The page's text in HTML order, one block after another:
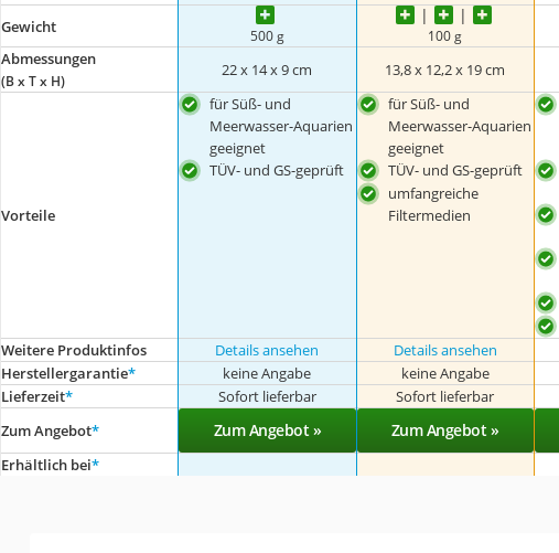
Gewicht 500 g 100 g
Abmessungen
(B x T x H)
22 x 14 x 9 cm 13,8 x 12,2 x 19 cm
Vorteile
für Süß- und
Meerwasser-Aquarien
geeignet
TÜV- und GS-geprüft
für Süß- und
Meerwasser-Aquarien
geeignet
TÜV- und GS-geprüft
umfangreiche
Filtermedien
Weitere Produktinfos Details ansehen Details ansehen
Herstellergarantie* keine Angabe keine Angabe
Lieferzeit* Sofort lieferbar Sofort lieferbar
Zum Angebot* Zum Angebot » Zum Angebot »
Erhältlich bei*